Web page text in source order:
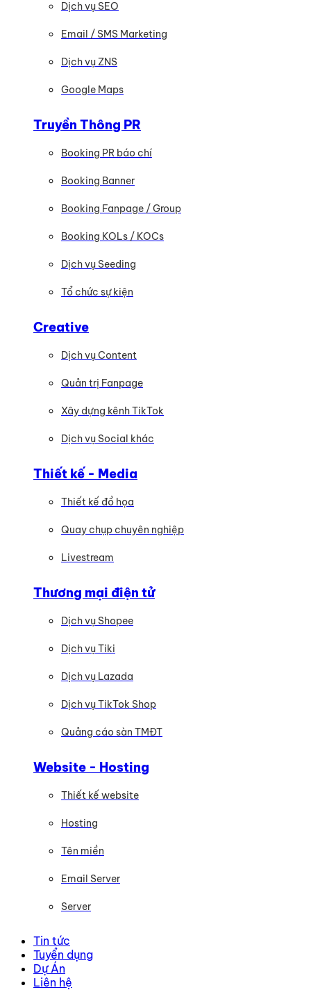
Dịch vụ SEO
Email / SMS Marketing
Dịch vụ ZNS
Google Maps
Truyền Thông PR
Booking PR báo chí
Booking Banner
Booking Fanpage / Group
Booking KOLs / KOCs
Dịch vụ Seeding
Tổ chức sự kiện
Creative
Dịch vụ Content
Quản trị Fanpage
Xây dựng kênh TikTok
Dịch vụ Social khác
Thiết kế - Media
Thiết kế đồ họa
Quay chụp chuyên nghiệp
Livestream
Thương mại điện tử
Dịch vụ Shopee
Dịch vụ Tiki
Dịch vụ Lazada
Dịch vụ TikTok Shop
Quảng cáo sàn TMĐT
Website - Hosting
Thiết kế website
Hosting
Tên miền
Email Server
Server
Tin tức
Tuyển dụng
Dự Án
Liên hệ